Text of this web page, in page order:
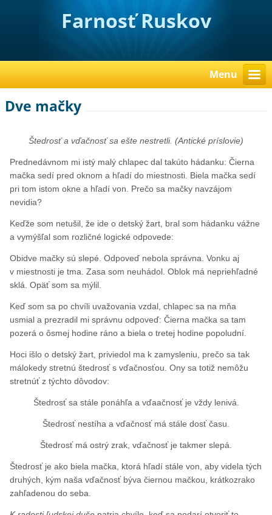
Farnosť Ruskov
Menu
Dve mačky
Štedrosť a vďačnosť sa ešte nestretli. (Antické príslovie)
Prednedávnom mi istý malý chlapec dal takúto hádanku: Čierna
mačka sedí pred oknom a hľadí do miestnosti. Biela mačka sedí
pri tom istom okne a hľadí von. Prečo sa mačky navzájom
nevidia?
Keďže som netušil, že ide o detský žart, bral som hádanku vážne
a vymýšľal som rozličné logické odpovede:
Obidve mačky sú slepé. Odpoveď nebola správna. Vonku aj
v miestnosti je tma. Zasa som neuhádol. Oblok má nepriehľadné
sklá. Opäť som sa mýlil.
Keď som sa po chvíli uvažovania vzdal, chlapec sa na mňa
usmial a prezradil mi správnu odpoveď: Čierna mačka sa tam
pozerá o ôsmej hodine ráno a biela o tretej hodine popoludní.
Hoci išlo o detský žart, priviedol ma k zamysleniu, prečo sa tak
málokedy stretnú štedrosť s vďačnosťou. Ony sa totiž nemôžu
stretnúť z týchto dôvodov:
Štedrosť sa stále ponáhľa a vďaačnosť je vždy lenivá.
Štedrosť nestíha a vďačnosť má stále dosť času.
Štedrosť má ostrý zrak, vďačnosť je takmer slepá.
Štedrosť je ako biela mačka, ktorá hľadí stále von, aby videla tých
druhých, kým naša vďačnosť býva čiernou mačkou, krátkozrako
zahľadenou do seba.